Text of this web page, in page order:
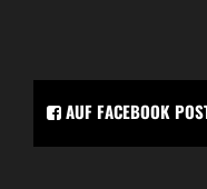
AUF FACEBOOK